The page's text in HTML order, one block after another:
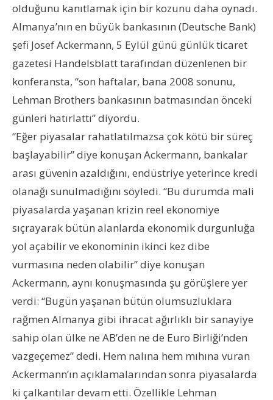
olduğunu kanıtlamak için bir kozunu daha oynadı.
Almanya’nın en büyük bankasının (Deutsche Bank)
şefi Josef Ackermann, 5 Eylül günü günlük ticaret
gazetesi Handelsblatt tarafından düzenlenen bir
konferansta, “son haftalar, bana 2008 sonunu,
Lehman Brothers bankasının batmasından önceki
günleri hatırlattı” diyordu.
“Eğer piyasalar rahatlatılmazsa çok kötü bir süreç
başlayabilir” diye konuşan Ackermann, bankalar
arası güvenin azaldığını, endüstriye yeterince kredi
olanağı sunulmadığını söyledi. “Bu durumda mali
piyasalarda yaşanan krizin reel ekonomiye
sıçrayarak bütün alanlarda ekonomik durgunluğa
yol açabilir ve ekonominin ikinci kez dibe
vurmasına neden olabilir” diye konuşan
Ackermann, aynı konuşmasında şu görüşlere yer
verdi: “Bugün yaşanan bütün olumsuzluklara
rağmen Almanya gibi ihracat ağırlıklı bir sanayiye
sahip olan ülke ne AB’den ne de Euro Birliği’nden
vazgeçemez” dedi. Hem nalına hem mıhına vuran
Ackermann’ın açıklamalarından sonra piyasalarda
ki çalkantılar devam etti. Özellikle Lehman